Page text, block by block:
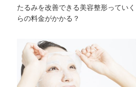
たるみを改善できる美容整形っていく
らの料金がかかる？